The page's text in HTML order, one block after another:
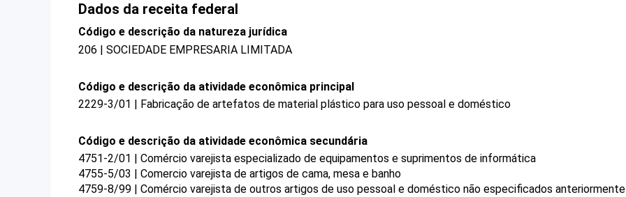
Dados da receita federal
Código e descrição da natureza jurídica
206 | SOCIEDADE EMPRESARIA LIMITADA
Código e descrição da atividade econômica principal
2229-3/01 | Fabricação de artefatos de material plástico para uso pessoal e doméstico
Código e descrição da atividade econômica secundária
4751-2/01 | Comércio varejista especializado de equipamentos e suprimentos de informática
4755-5/03 | Comercio varejista de artigos de cama, mesa e banho
4759-8/99 | Comércio varejista de outros artigos de uso pessoal e doméstico não especificados anteriormente